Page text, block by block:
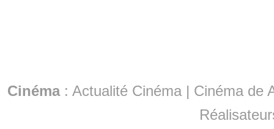
Cinéma: Actualité Cinéma | Cinéma de